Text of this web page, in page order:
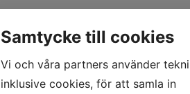
med
Samtycke till cookies
Vi och våra partners använder
inklusive cookies, för att samla in